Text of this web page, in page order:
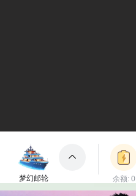
梦幻邮轮
3000电池
包裹
余额: 0
立即充值